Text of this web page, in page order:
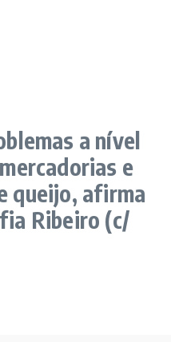
a nível
e
queijo, afirma
Ribeiro (c/